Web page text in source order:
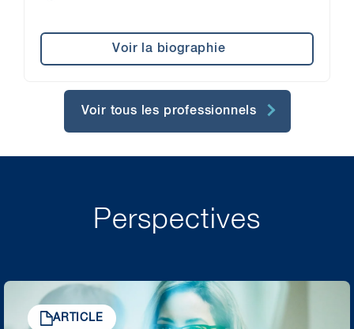
Voir la biographie
Voir tous les professionnels
Perspectives
ARTICLE